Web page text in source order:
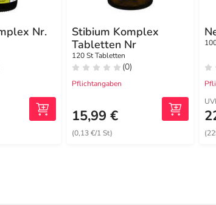
Nr.
Stibium Komplex
Tabletten Nr
120 St Tabletten
(0)
Pflichtangaben
15,99 €
(0,13 €/1 St)